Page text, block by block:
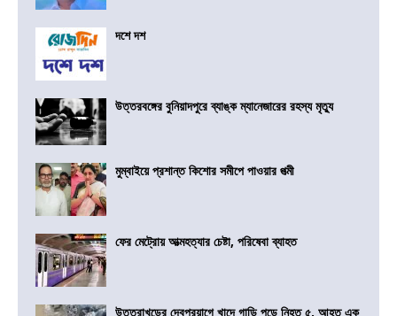
দশে দশ
উত্তরবঙ্গের বুনিয়াদপুরে ব্যাঙ্ক ম্যানেজারের রহস্য মৃত্যু
মুম্বাইয়ে প্রশান্ত কিশোর সমীপে পাওয়ার পত্মী
ফের মেট্রোয় আত্মহত্যার চেষ্টা, পরিষেবা ব্যাহত
উত্তরাখন্ডের দেবপ্রয়াগে খাদে গাড়ি পড়ে নিহত ৫, আহত এক